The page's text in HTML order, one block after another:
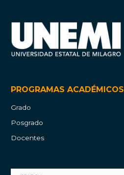
PROGRAMAS ACADÉMICOS
Grado
Posgrado
Docentes